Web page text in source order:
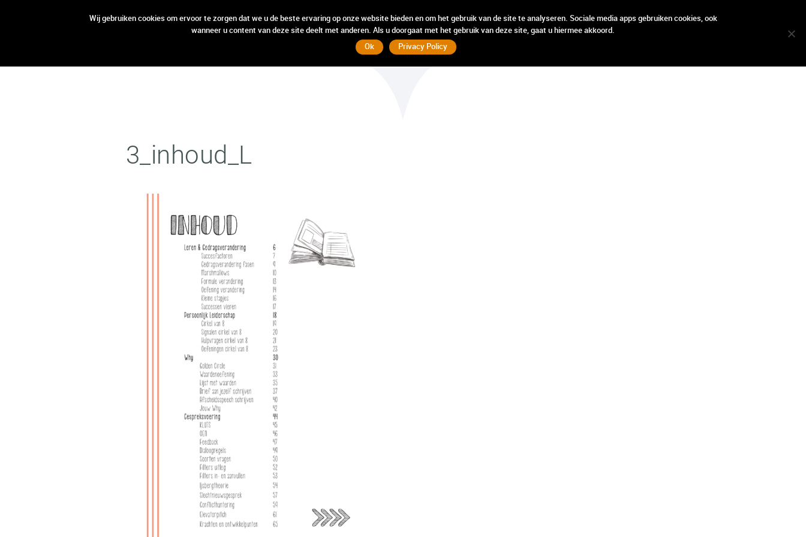
open aanbod incompany weten hebben wij locatie contact
open aanbod incompany weten hebben wij locatie contact
3_inhoud_L
Wij gebruiken cookies om ervoor te zorgen dat we u de beste ervaring op onze website bieden en om het gebruik van de site te analyseren. Sociale media apps gebruiken cookies, ook
wanneer u content van deze site deelt met anderen. Als u doorgaat met het gebruik van deze site, gaat u hiermee akkoord.
Ok
Privacy Policy